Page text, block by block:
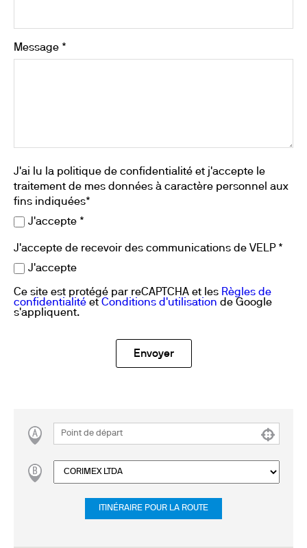
Message *
J'ai lu la politique de confidentialité et j'accepte le
traitement de mes données à caractère personnel aux
fins indiquées*
J'accepte *
J'accepte de recevoir des communications de VELP *
J'accepte
Ce site est protégé par reCAPTCHA et les Règles de
confidentialité et Conditions d'utilisation de Google
s'appliquent.
ITINÉRAIRE POUR LA ROUTE